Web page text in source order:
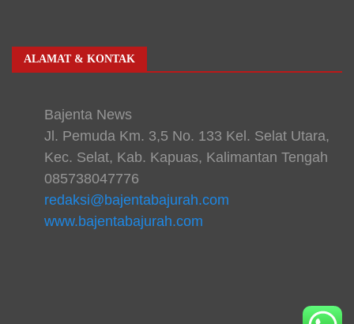
ALAMAT & KONTAK
Bajenta News
Jl. Pemuda Km. 3,5 No. 133 Kel. Selat Utara,
Kec. Selat, Kab. Kapuas, Kalimantan Tengah
085738047776
redaksi@bajentabajurah.com
www.bajentabajurah.com